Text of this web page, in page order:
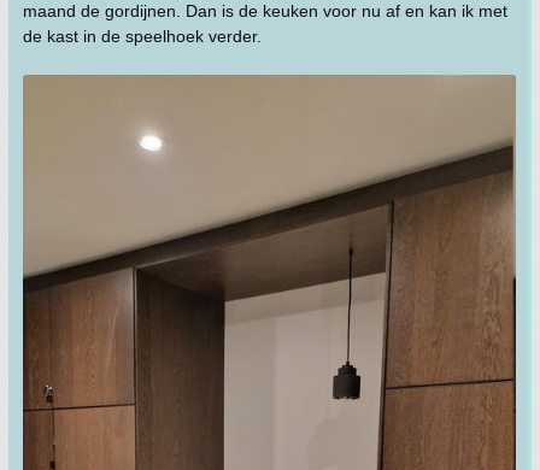
maand de gordijnen. Dan is de keuken voor nu af en kan ik met
de kast in de speelhoek verder.